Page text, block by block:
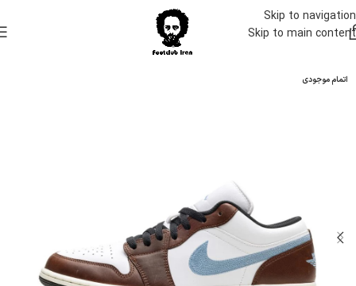
Skip to navigation
Skip to main content
اتمام موجودی